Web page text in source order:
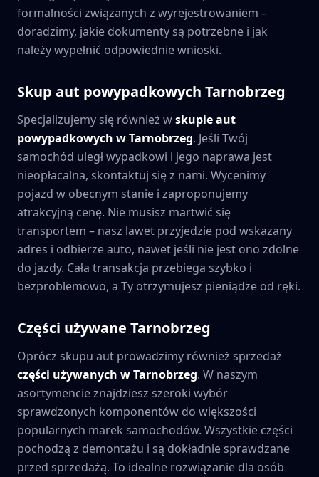
formalności związanych z wyrejestrowaniem –
doradzimy, jakie dokumenty są potrzebne i jak
należy wypełnić odpowiednie wnioski.
Skup aut powypadkowych Tarnobrzeg
Specjalizujemy się również wskupie aut
powypadkowych wTarnobrzeg. Jeśli Twój
samochód uległ wypadkowi i jego naprawa jest
nieopłacalna, skontaktuj się z nami. Wycenimy
pojazd w obecnym stanie i zaproponujemy
atrakcyjną cenę. Nie musisz martwić się
transportem – nasz lawet przyjedzie pod wskazany
adres i odbierze auto, nawet jeśli nie jest ono zdolne
do jazdy. Cała transakcja przebiega szybko i
bezproblemowo, a Ty otrzymujesz pieniądze od ręki.
Części używane Tarnobrzeg
Oprócz skupu aut prowadzimy również sprzedaż
części używanych wTarnobrzeg. W naszym
asortymencie znajdziesz szeroki wybór
sprawdzonych komponentów do większości
popularnych marek samochodów. Wszystkie części
pochodzą z demontażu i są dokładnie sprawdzane
przed sprzedażą. To idealne rozwiązanie dla osób